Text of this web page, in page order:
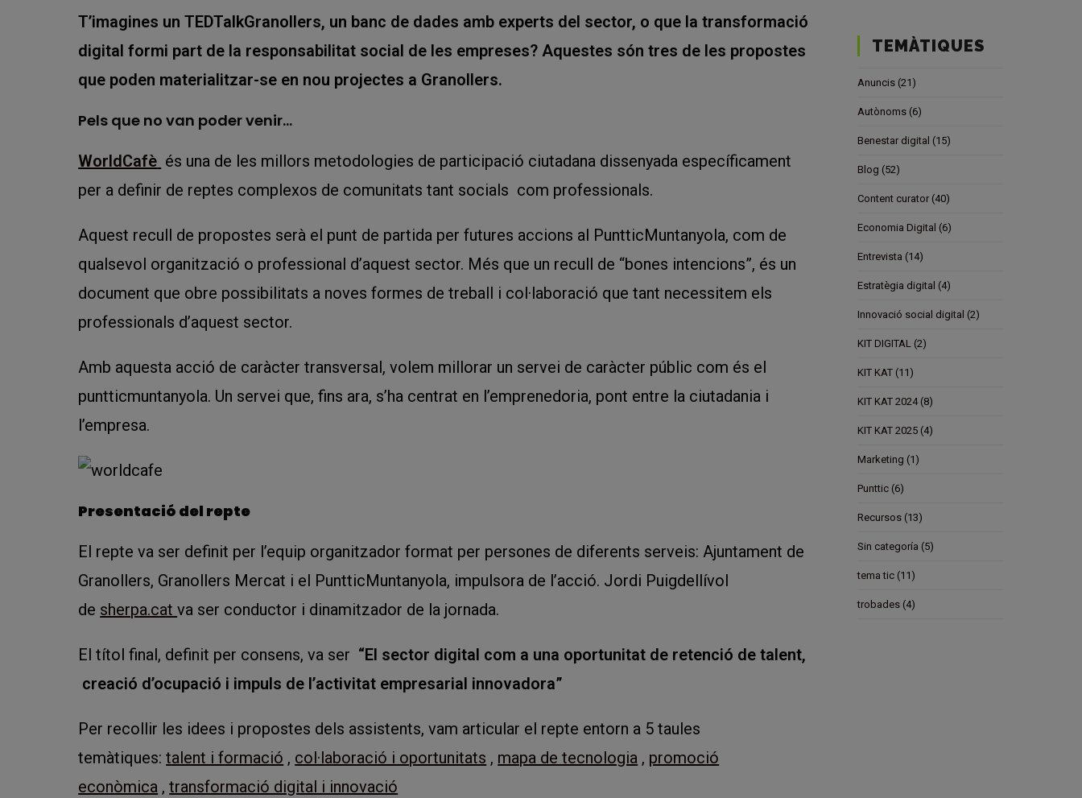
TEMÀTIQUES
Anuncis (21)
Autònoms (6)
Benestar digital (15)
Blog (52)
Content curator (40)
Economia Digital (6)
Entrevista (14)
Estratègia digital (4)
Innovació social digital (2)
KIT DIGITAL (2)
KIT KAT (11)
KIT KAT 2024 (8)
KIT KAT 2025 (4)
Marketing (1)
Punttic (6)
Recursos (13)
Sin categoría (5)
tema tic (11)
trobades (4)
T’imagines un TEDTalkGranollers, un banc de dades amb experts del sector, o que la transformació
digital formi part de la responsabilitat social de les empreses? Aquestes són tres de les propostes
que poden materialitzar-se en nou projectes a Granollers.
Pels que no van poder venir…
WorldCafè és una de les millors metodologies de participació ciutadana dissenyada específicament
per a definir de reptes complexos de comunitats tant socials com professionals.
Aquest recull de propostes serà el punt de partida per futures accions al PuntticMuntanyola, com de
qualsevol organització o professional d’aquest sector. Més que un recull de “bones intencions”, és un
document que obre possibilitats a noves formes de treball i col·laboració que tant necessitem els
professionals d’aquest sector.
Amb aquesta acció de caràcter transversal, volem millorar un servei de caràcter públic com és el
puntticmuntanyola. Un servei que, fins ara, s’ha centrat en l’emprenedoria, pont entre la ciutadania i
l’empresa.
Presentació del repte
El repte va ser definit per l’equip organitzador format per persones de diferents serveis: Ajuntament de
Granollers, Granollers Mercat i el PuntticMuntanyola, impulsora de l’acció. Jordi Puigdellívol
de sherpa.catva ser conductor i dinamitzador de la jornada.
El títol final, definit per consens, va ser “El sector digital com a una oportunitat de retenció de talent,
creació d’ocupació i impuls de l’activitat empresarial innovadora”
Per recollir les idees i propostes dels assistents, vam articular el repte entorn a 5 taules
temàtiques:talent i formació , col·laboració i oportunitats , mapa de tecnologia , promoció
econòmica ,transformació digital i innovació